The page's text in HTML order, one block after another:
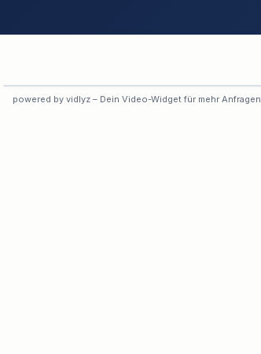
powered by vidlyz – Dein Video-Widget für mehr Anfragen